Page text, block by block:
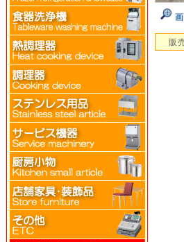
販